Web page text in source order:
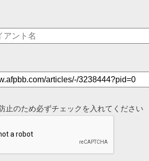
止のため必ずチェックを入れてください